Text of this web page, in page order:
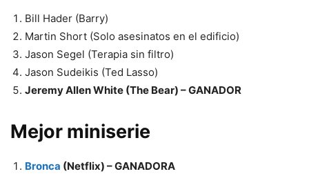
Bill Hader (Barry)
Martin Short (Solo asesinatos en el edificio)
Jason Segel (Terapia sin filtro)
Jason Sudeikis (Ted Lasso)
Jeremy Allen White (The Bear) – GANADOR
Mejor miniserie
Bronca (Netflix) – GANADORA